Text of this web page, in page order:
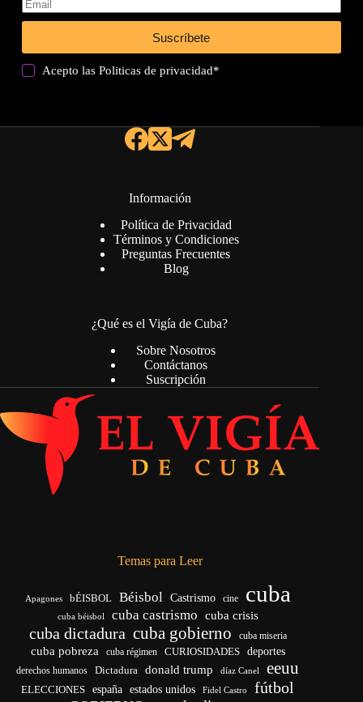
Suscríbete
Acepto lasPoliticas de privacidad*
Información
Política de Privacidad
Términos y Condiciones
Preguntas Frecuentes
Blog
¿Qué es el Vigía de Cuba?
Sobre Nosotros
Contáctanos
Suscripción
Temas para Leer
Apagones bÉISBOL Béisbol Castrismo cine cuba
cuba béisbol cuba castrismo cuba crisis
cuba dictadura cuba gobierno cuba miseria
cuba pobreza cuba régimen CURIOSIDADES deportes
derechos humanos Dictadura donald trump díaz Canel eeuu
ELECCIONES españa estados unidos Fidel Castro fútbol